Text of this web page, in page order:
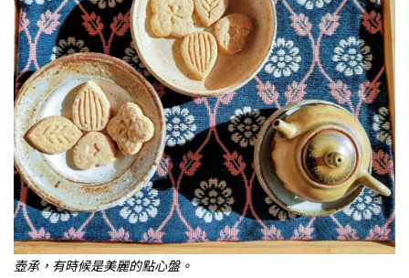
壺承，有時候是美麗的點心盤。